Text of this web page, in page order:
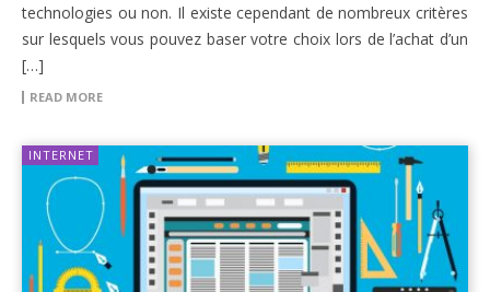
technologies ou non. Il existe cependant de nombreux critères
sur lesquels vous pouvez baser votre choix lors de l’achat d’un
[…]
READ MORE
INTERNET